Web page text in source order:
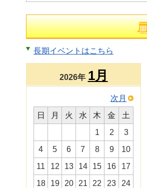
長期イベントはこちら
2026年 1月
次月
日
月 火 水 木 金
土
1
2
3
4
5 6 7 8 9
10
11
12 13 14 15 16
17
18
19 20 21 22 23
24